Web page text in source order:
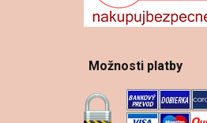
Možnosti platby